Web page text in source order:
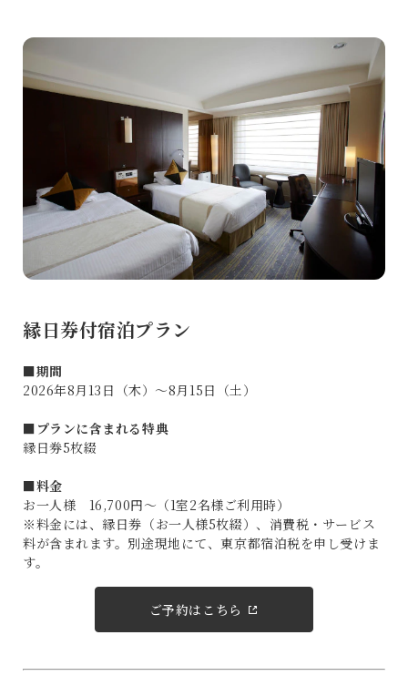
縁日券付宿泊プラン
■期間
2026年8月13日（木）～8月15日（土）
■ プランに含まれる特典
縁日券5枚綴
■料金
お一人様 16,700円～（1室2名様ご利用時）
※料金には、縁日券（お一人様5枚綴）、消費税・サービス
料が含まれます。別途現地にて、東京都宿泊税を申し受けま
す。
ご予約はこちら